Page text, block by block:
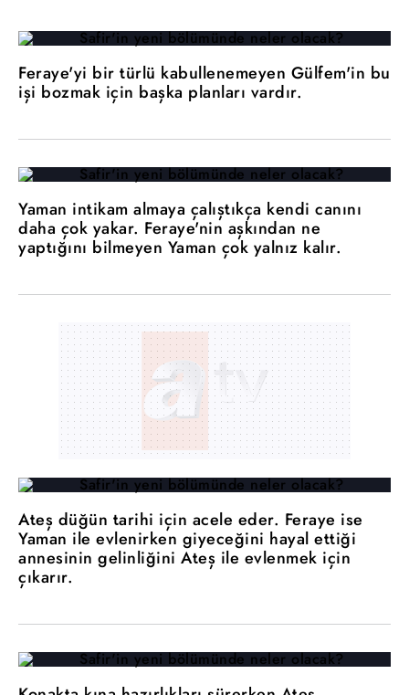
Feraye'yi bir türlü kabullenemeyen Gülfem'in bu
işi bozmak için başka planları vardır.
Yaman intikam almaya çalıştıkça kendi canını
daha çok yakar. Feraye'nin aşkından ne
yaptığını bilmeyen Yaman çok yalnız kalır.
Ateş düğün tarihi için acele eder. Feraye ise
Yaman ile evlenirken giyeceğini hayal ettiği
annesinin gelinliğini Ateş ile evlenmek için
çıkarır.